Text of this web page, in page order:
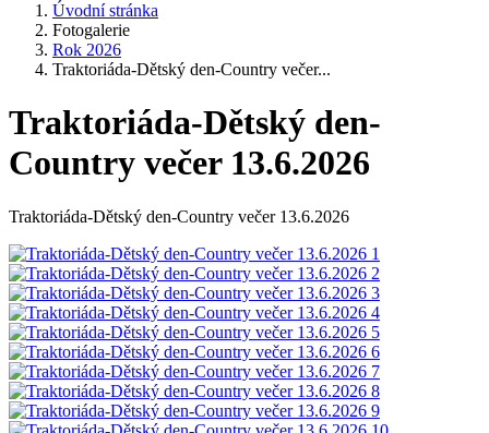
Úvodní stránka
Fotogalerie
Rok 2026
Traktoriáda-Dětský den-Country večer...
Traktoriáda-Dětský den-
Country večer 13.6.2026
Traktoriáda-Dětský den-Country večer 13.6.2026